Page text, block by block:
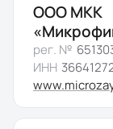
ООО МКК
рег. №
ИНН